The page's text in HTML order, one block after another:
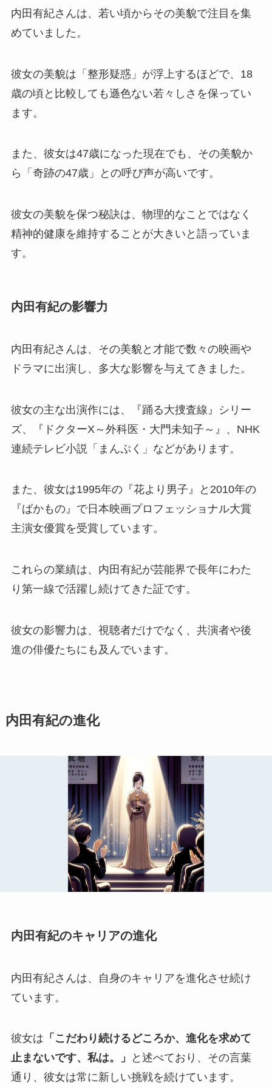
内田有紀さんは、若い頃からその美貌で注目を集
めていました。
彼女の美貌は「整形疑惑」が浮上するほどで、18
歳の頃と比較しても遜色ない若々しさを保ってい
ます。
また、彼女は47歳になった現在でも、その美貌か
ら「奇跡の47歳」との呼び声が高いです。
彼女の美貌を保つ秘訣は、物理的なことではなく
精神的健康を維持することが大きいと語っていま
す。
内田有紀の影響力
内田有紀さんは、その美貌と才能で数々の映画や
ドラマに出演し、多大な影響を与えてきました。
彼女の主な出演作には、『踊る大捜査線』シリー
ズ、『ドクターX～外科医・大門未知子～』、NHK
連続テレビ小説「まんぷく」などがあります。
また、彼女は1995年の『花より男子』と2010年の
『ばかもの』で日本映画プロフェッショナル大賞
主演女優賞を受賞しています。
これらの業績は、内田有紀が芸能界で長年にわた
り第一線で活躍し続けてきた証です。
彼女の影響力は、視聴者だけでなく、共演者や後
進の俳優たちにも及んでいます。
内田有紀の進化
内田有紀のキャリアの進化
内田有紀さんは、自身のキャリアを進化させ続け
ています。
彼女は 「こだわり続けるどころか、進化を求めて
止まないです、私は。」
と述べており、その言葉
通り、彼女は常に新しい挑戦を続けています。